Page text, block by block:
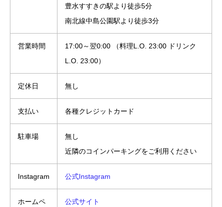
豊水すすきの駅より徒歩5分
南北線中島公園駅より徒歩3分
営業時間
17:00～翌0:00 （料理L.O. 23:00 ドリンク
L.O. 23:00）
定休日 無し
支払い 各種クレジットカード
駐車場
無し
近隣のコインパーキングをご利用ください
Instagram 公式Instagram
ホームペ 公式サイト